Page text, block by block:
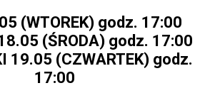
(WTOREK) godz. 17:00
(ŚRODA) godz. 17:00
19.05 (CZWARTEK) godz.
17:00